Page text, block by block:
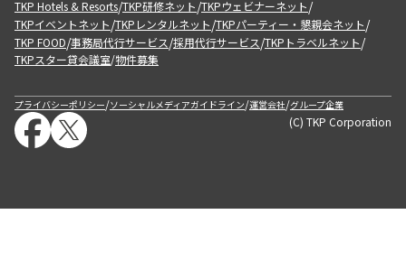
TKP Hotels & Resorts/TKP研修ネット/TKPウェビナーネット/
TKPイベントネット/TKPレンタルネット/TKPパーティー・懇親会ネット/
TKP FOOD/事務局代行サービス/採用代行サービス/TKPトラベルネット/
TKPスター貸会議室/物件募集
プライバシーポリシー/ソーシャルメディアガイドライン/運営会社/グループ企業
(C) TKP Corporation